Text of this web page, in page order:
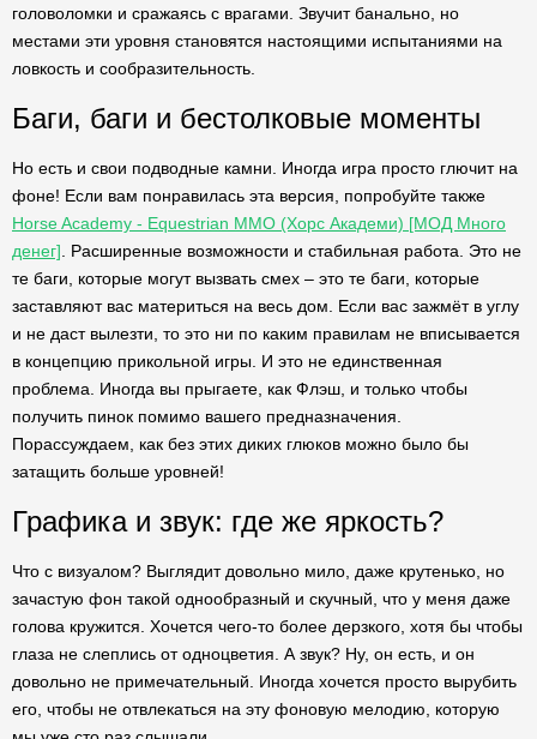
головоломки и сражаясь с врагами. Звучит банально, но
местами эти уровня становятся настоящими испытаниями на
ловкость и сообразительность.
Баги, баги и бестолковые моменты
Но есть и свои подводные камни. Иногда игра просто глючит на
фоне! Если вам понравилась эта версия, попробуйте также
Horse Academy - Equestrian MMO (Хорс Академи) [МОД Много
денег] . Расширенные возможности и стабильная работа. Это не
те баги, которые могут вызвать смех – это те баги, которые
заставляют вас материться на весь дом. Если вас зажмёт в углу
и не даст вылезти, то это ни по каким правилам не вписывается
в концепцию прикольной игры. И это не единственная
проблема. Иногда вы прыгаете, как Флэш, и только чтобы
получить пинок помимо вашего предназначения.
Порассуждаем, как без этих диких глюков можно было бы
затащить больше уровней!
Графика и звук: где же яркость?
Что с визуалом? Выглядит довольно мило, даже крутенько, но
зачастую фон такой однообразный и скучный, что у меня даже
голова кружится. Хочется чего-то более дерзкого, хотя бы чтобы
глаза не слеплись от одноцветия. А звук? Ну, он есть, и он
довольно не примечательный. Иногда хочется просто вырубить
его, чтобы не отвлекаться на эту фоновую мелодию, которую